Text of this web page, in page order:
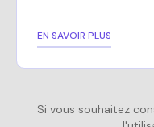
EN SAVOIR PLUS
Si vous souhaitez